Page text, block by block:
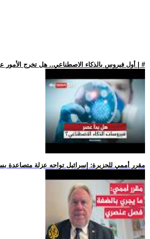
.. أول فيروس بالذكاء الاصطناعي.. هل تخرج الأمور عن السيطرة؟ | #
.. مقرر أممي للجزيرة: إسرائيل تواجه عزلة متصاعدة